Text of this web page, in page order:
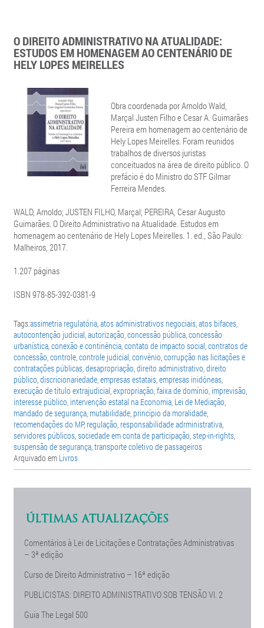
O DIREITO ADMINISTRATIVO NA ATUALIDADE:
ESTUDOS EM HOMENAGEM AO CENTENÁRIO DE
HELY LOPES MEIRELLES
Obra coordenada por Arnoldo Wald,
Marçal Justen Filho e Cesar A. Guimarães
Pereira em homenagem ao centenário de
Hely Lopes Meirelles. Foram reunidos
trabalhos de diversos juristas
conceituados na área de direito público. O
prefácio é do Ministro do STF Gilmar
Ferreira Mendes.
WALD, Arnoldo; JUSTEN FILHO, Marçal; PEREIRA, Cesar Augusto
Guimarães. O Direito Administrativo na Atualidade. Estudos em
homenagem ao centenário de Hely Lopes Meirelles. 1. ed., São Paulo:
Malheiros, 2017.
1.207 páginas
ISBN 978-85-392-0381-9
Tags:assimetria regulatória,atos administrativos negociais,atos bifaces,
autocontenção judicial,autorização,concessão pública,concessão
urbanística,conexão e continência,contato de impacto social,contratos de
concessão,controle,controle judicial,convênio,corrupção nas licitações e
contratações públicas,desapropriação,direito administrativo,direito
público,discricionariedade,empresas estatais,empresas inidôneas,
execução de título extrajudicial,expropriação,faixa de domínio, imprevisão,
interesse público, intervenção estatal na Economia, Lei de Mediação,
mandado de segurança, mutabilidade, princípio da moralidade,
recomendações do MP, regulação, responsabilidade adrministrativa,
servidores públicos,sociedade em conta de participação,step-in-rights,
suspensão de segurança,transporte coletivo de passageiros
Arquivado em Livros
ÚLTIMAS ATUALIZAÇÕES
Comentários à Lei de Licitações e Contratações Administrativas
– 3ª edição
Curso de Direito Administrativo – 16ª edição
PUBLICISTAS: DIREITO ADMINISTRATIVO SOB TENSÃO Vl. 2
Guia The Legal 500